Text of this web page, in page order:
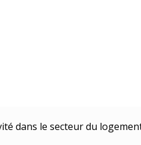
dans le secteur du